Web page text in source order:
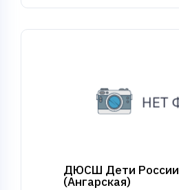
ДЮСШ Дети России
(Ангарская)